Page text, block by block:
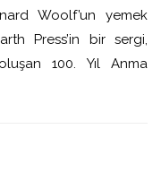
Woolf’un yemek
Press’in bir sergi,
100. Yıl Anma